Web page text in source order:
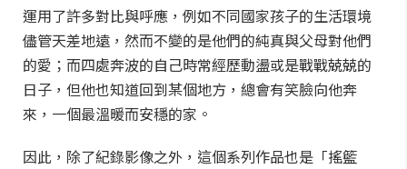
運用了許多對比與呼應，例如不同國家孩子的生活環境
儘管天差地遠，然而不變的是他們的純真與父母對他們
的愛；而四處奔波的自己時常經歷動盪或是戰戰兢兢的
日子，但他也知道回到某個地方，總會有笑臉向他奔
來，一個最溫暖而安穩的家。
因此，除了紀錄影像之外，這個系列作品也是「搖籃